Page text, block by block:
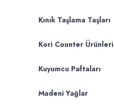
Kınık Taşlama Taşları
Kori Counter Ürünleri
Kuyumcu Paftaları
Madeni Yağlar